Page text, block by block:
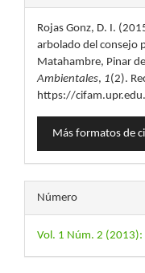
del
artículo
Rojas Gonz, D. I.
arbolado del consejo
Matahambre, Pinar
Ambientales, 1(2).
https://
Más formatos de
Número
Vol. 1 Núm. 2 (2013):